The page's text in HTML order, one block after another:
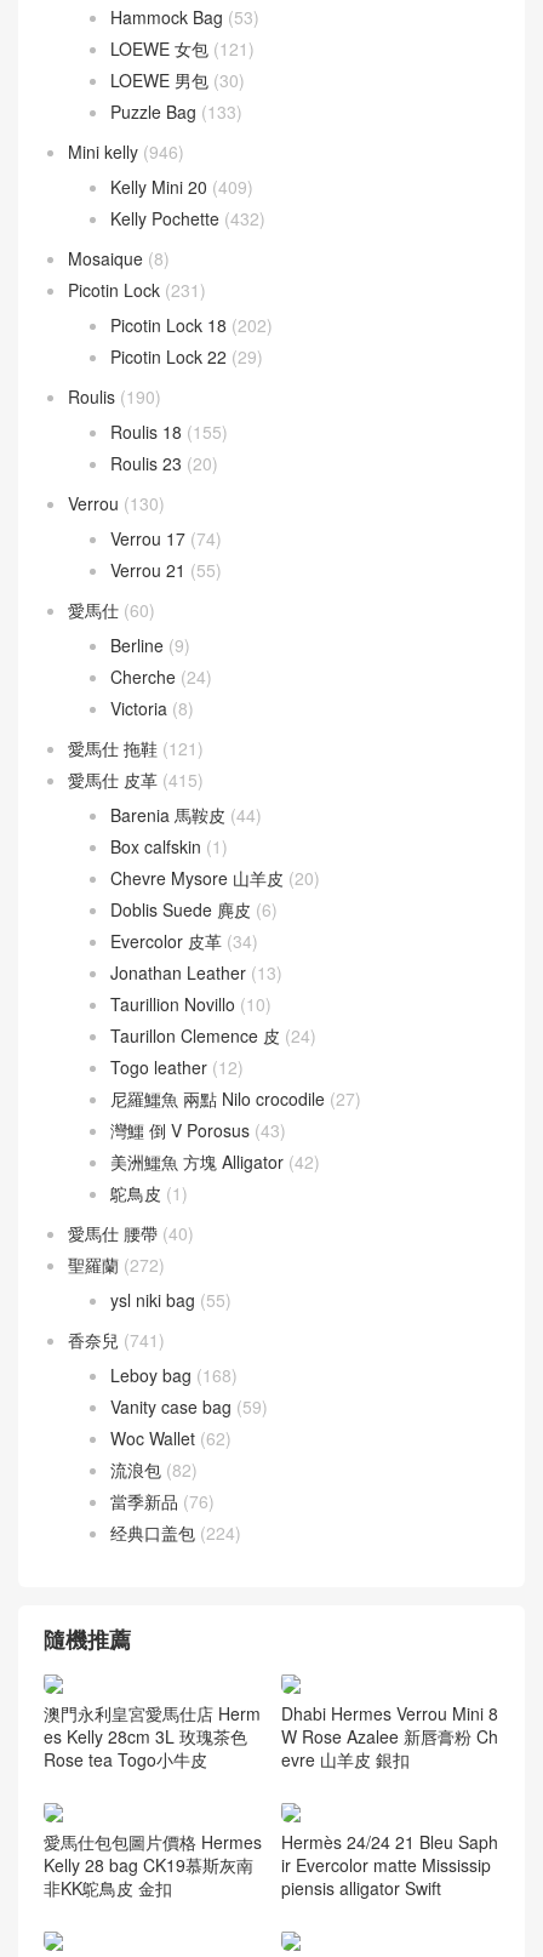
Hammock Bag (53)
LOEWE 女包 (121)
LOEWE 男包 (30)
Puzzle Bag (133)
Mini kelly (946)
Kelly Mini 20 (409)
Kelly Pochette (432)
Mosaique (8)
Picotin Lock (231)
Picotin Lock 18 (202)
Picotin Lock 22 (29)
Roulis (190)
Roulis 18 (155)
Roulis 23 (20)
Verrou (130)
Verrou 17 (74)
Verrou 21 (55)
愛馬仕 (60)
Berline (9)
Cherche (24)
Victoria (8)
愛馬仕 拖鞋 (121)
愛馬仕 皮革 (415)
Barenia 馬鞍皮 (44)
Box calfskin (1)
Chevre Mysore 山羊皮 (20)
Doblis Suede 麂皮 (6)
Evercolor 皮革 (34)
Jonathan Leather (13)
Taurillion Novillo (10)
Taurillon Clemence 皮 (24)
Togo leather (12)
尼羅鱷魚 兩點 Nilo crocodile (27)
灣鱷 倒 V Porosus (43)
美洲鱷魚 方塊 Alligator (42)
鴕鳥皮 (1)
愛馬仕 腰帶 (40)
聖羅蘭 (272)
ysl niki bag (55)
香奈兒 (741)
Leboy bag (168)
Vanity case bag (59)
Woc Wallet (62)
流浪包 (82)
當季新品 (76)
经典口盖包 (224)
隨機推薦
澳門永利皇宮愛馬仕店 Herm
es Kelly 28cm 3L 玫瑰茶色
Rose tea Togo小牛皮
Dhabi Hermes Verrou Mini 8
W Rose Azalee 新唇膏粉 Ch
evre 山羊皮 銀扣
愛馬仕包包圖片價格 Hermes
Kelly 28 bag CK19慕斯灰南
非KK鴕鳥皮 金扣
Hermès 24/24 21 Bleu Saph
ir Evercolor matte Mississip
piensis alligator Swift